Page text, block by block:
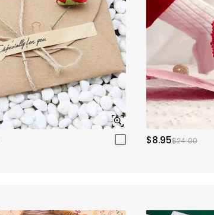
$8.95$24.00